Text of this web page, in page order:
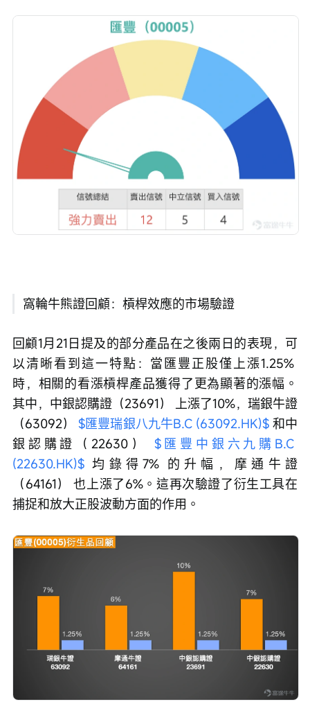
窩輪牛熊證回顧：槓桿效應的市場驗證
回顧1月21日提及的部分產品在之後兩日的表現，可
以清晰看到這一特點：當匯豐正股僅上漲1.25%
時，相關的看漲槓桿產品獲得了更為顯著的漲幅。
其中，中銀認購證（23691） 上漲了10%，瑞銀牛證
（63092） $匯豐瑞銀八九牛B.C (63092.HK)$ 和中
銀認購證（22630） $匯豐中銀六九購B.C
(22630.HK)$ 均錄得7% 的升幅，摩通牛證
（64161） 也上漲了6%。這再次驗證了衍生工具在
捕捉和放大正股波動方面的作用。